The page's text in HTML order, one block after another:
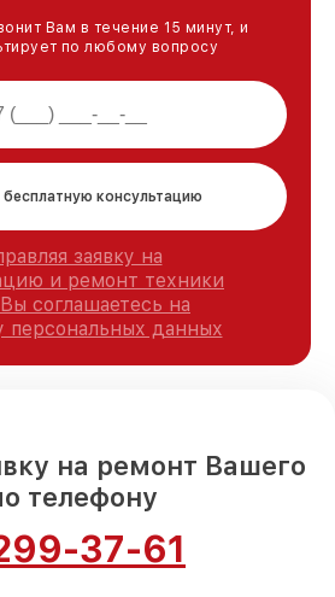
Вам в течение 15 минут, и
по любому вопросу
консультацию
заявку на
и ремонт техники
соглашаетесь на
персональных данных
на ремонт Вашего
телефону
37-61